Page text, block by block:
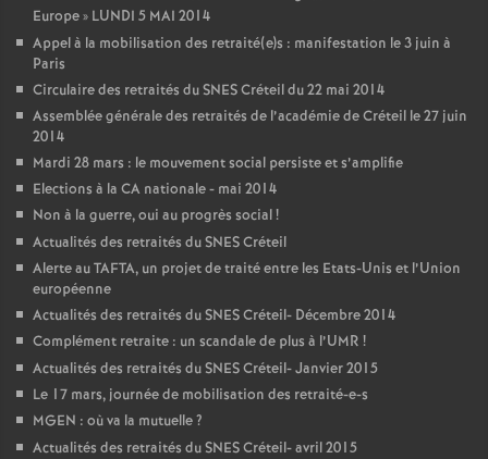
Europe» LUNDI 5 MAI 2014
Appel à la mobilisation des retraité(e)s : manifestation le 3 juin à
Paris
Circulaire des retraités duSNESCréteil du 22 mai 2014
Assemblée générale des retraités de l’académie de Créteil le 27 juin
2014
Mardi 28 mars : le mouvement social persiste et s’amplifie
Elections à la CA nationale - mai 2014
Non à la guerre, oui au progrès social!
Actualités des retraités duSNESCréteil
Alerte auTAFTA, un projet de traité entre les Etats-Unis et l’Union
européenne
Actualités des retraités duSNESCréteil- Décembre 2014
Complément retraite : un scandale de plus à l’UMR !
Actualités des retraités duSNESCréteil- Janvier 2015
Le 17 mars, journée de mobilisation des retraité-e-s
MGEN : où va la mutuelle?
Actualités des retraités duSNESCréteil- avril 2015